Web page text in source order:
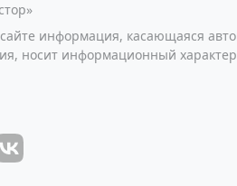
информация, касающаяся
носит информационный